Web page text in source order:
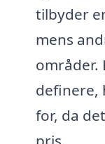
tilbyder
mens
områder.
definere,
for, da